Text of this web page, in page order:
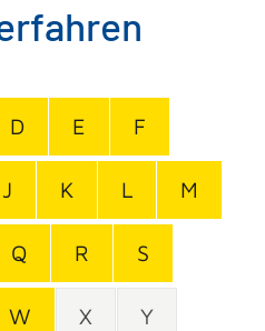
D E F
J K L M
Q R S
W X Y